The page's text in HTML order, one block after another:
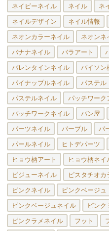
ネイビーネイル ネイル ネ
ネイルデザイン ネイル情報
ネオンカラーネイル ネオンネ
バナナネイル バラアート
バレンタインネイル パイソン
パイナップルネイル パステル
パステルネイル パッチワーク
パッチワークネイル パン屋
パーツネイル パープル パ
パールネイル ヒトデパーツ
ヒョウ柄アート ヒョウ柄ネイ
ビジューネイル ピスタチオカ
ピンクネイル ピンクベージュ
ピンクベージュネイル ピンク
ピンクラメネイル フット